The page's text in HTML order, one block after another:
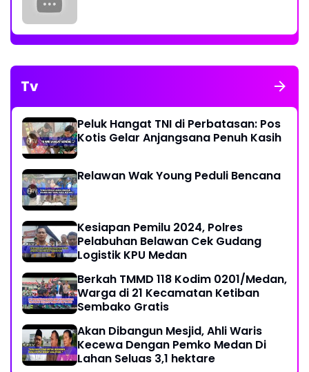
Tv
Peluk Hangat TNI di Perbatasan: Pos
Kotis Gelar Anjangsana Penuh Kasih
Relawan Wak Young Peduli Bencana
Kesiapan Pemilu 2024, Polres
Pelabuhan Belawan Cek Gudang
Logistik KPU Medan
Berkah TMMD 118 Kodim 0201/Medan,
Warga di 21 Kecamatan Ketiban
Sembako Gratis
Akan Dibangun Mesjid, Ahli Waris
Kecewa Dengan Pemko Medan Di
Lahan Seluas 3,1 hektare